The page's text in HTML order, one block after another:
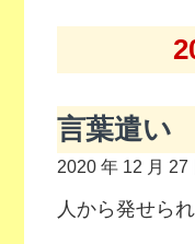
言葉遣い
2020 年 12 月 27
人から発せら